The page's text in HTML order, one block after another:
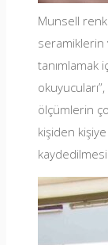
Munsell
seramiklerin
tanımlamak
ölçümlerin
kişiden